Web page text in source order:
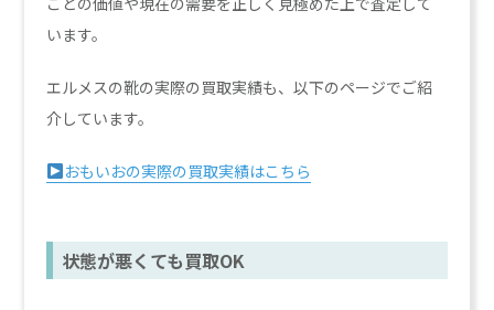
います。
エルメスの靴の実際の買取実績も、以下のページでご紹
介しています。
おもいおの実際の買取実績はこちら
状態が悪くても買取OK